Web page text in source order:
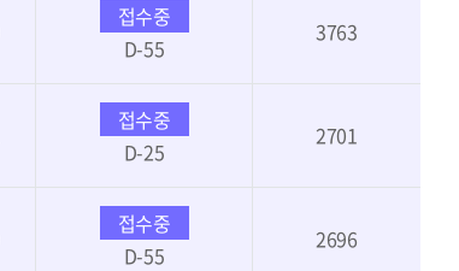
접수중
D-55
3763
접수중
D-25
2701
접수중
D-55
2696